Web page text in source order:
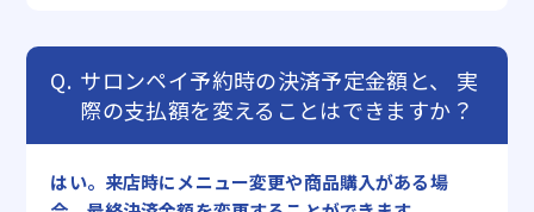
サロンペイ予約時の決済予定金額と、
実
際の支払額を変えることはできますか？
はい。来店時にメニュー変更や商品購入がある場